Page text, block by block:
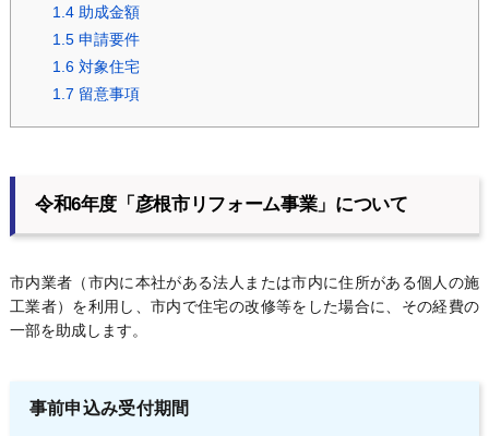
1.4助成金額
1.5申請要件
1.6対象住宅
1.7 留意事項
令和6年度「彦根市リフォーム事業」について
市内業者（市内に本社がある法人または市内に住所がある個人の施
工業者）を利用し、市内で住宅の改修等をした場合に、その経費の
一部を助成します。
事前申込み受付期間